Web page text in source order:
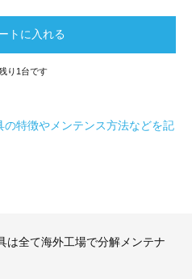
トに入れる
り1台です
特徴やメンテンス方法などを記
は全て海外工場で分解メンテナ